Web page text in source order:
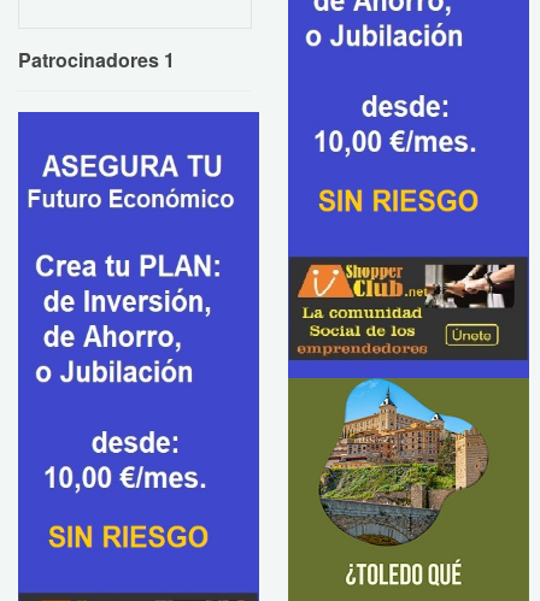
Patrocinadores 1